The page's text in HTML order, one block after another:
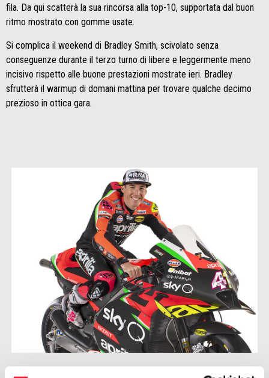
fila. Da qui scatterà la sua rincorsa alla top-10, supportata dal buon
ritmo mostrato con gomme usate.
Si complica il weekend di Bradley Smith, scivolato senza
conseguenze durante il terzo turno di libere e leggermente meno
incisivo rispetto alle buone prestazioni mostrate ieri. Bradley
sfrutterà il warmup di domani mattina per trovare qualche decimo
prezioso in ottica gara.